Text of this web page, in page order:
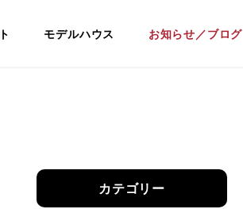
モデルハウス お知らせ／ブログ
カテゴリー